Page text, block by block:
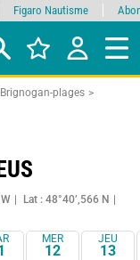
plages
Lat : 48°40’,566 N
MER
12
JEU
13
Figaro Nautisme